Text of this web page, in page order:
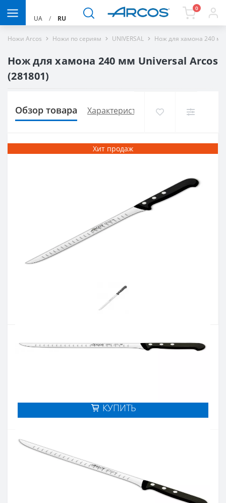
UA / RU
0
Ножи Arcos Ножи по сериям UNIVERSAL Нож для хамона 240
Нож для хамона 240 мм Universal Arcos
(281801)
Обзор товара Характеристики Доставка и
Хит продаж
Наличие:нет в наличии
КУПИТЬ
Официальный дистрибьютор
Официальный дистрибьютор ARCOS в